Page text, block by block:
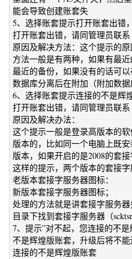
能会导致创建账套失
5、选择账套提示打开账套出错
打开账套出错，请同管理员联系
原因及解决方法：这个提示的
方法一般是有两种，如果有最
最近的备份，如果没有的话可
数据库分离后在附加（附加数据
6、选择账套提示连接的不是辉
打开账套出错，请同管理员联系
原因及解决办法：
这个提示一般是登录高版本的
版本的，比如同一个电脑上既
版本，如果开启的是2008的套
这样的提示，两个版本的套接字
老版本套接字服务器图标：
新版本套接字服务器图标；
处理的方法就是讲套接字服务
目录下找到套接字服务器（
7、提示”对不起，您连接的不
不是辉煌版账套，升级后将不
连接的不是辉煌版账套